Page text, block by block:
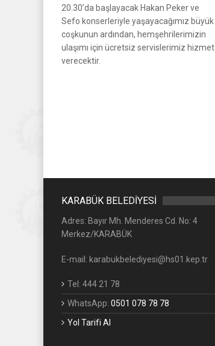
20.30’da başlayacak Hakan Peker ve
Sefo konserleriyle yaşayacağımız büyük
coşkunun ardından, hemşehrilerimizin
ulaşımı için ücretsiz servislerimiz hizmet
verecektir.
KARABÜK BELEDİYESİ
Adres: Bayır Mh. Menderes Cd. No: 4
Merkez/KARABÜK
E-mail: karabukbelediyesi@hs01.kep.tr
Tel: 444 21 78
WhatsApp: 0501 078 78 78
Yol Tarifi Al